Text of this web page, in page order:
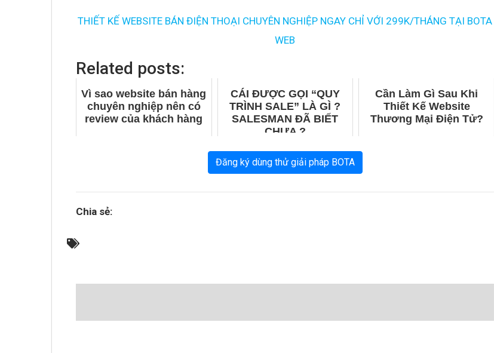
THIẾT KẾ WEBSITE BÁN ĐIỆN THOẠI CHUYÊN NGHIỆP NGAY CHỈ VỚI 299K/THÁNG TẠI BOTA
WEB
Related posts:
Vì sao website bán hàng
chuyên nghiệp nên có
review của khách hàng
CÁI ĐƯỢC GỌI “QUY
TRÌNH SALE” LÀ GÌ ?
SALESMAN ĐÃ BIẾT
CHƯA ?
Cần Làm Gì Sau Khi
Thiết Kế Website
Thương Mại Điện Tử?
Đăng ký dùng thử giải pháp BOTA
Chia sẻ: